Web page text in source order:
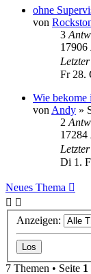
ohne
von
3
17906
Fr 28.
Wie bekome
von Andy »
2
17284
Di 1.
Neues Thema
Anzeigen:
7 Themen • Seite 1